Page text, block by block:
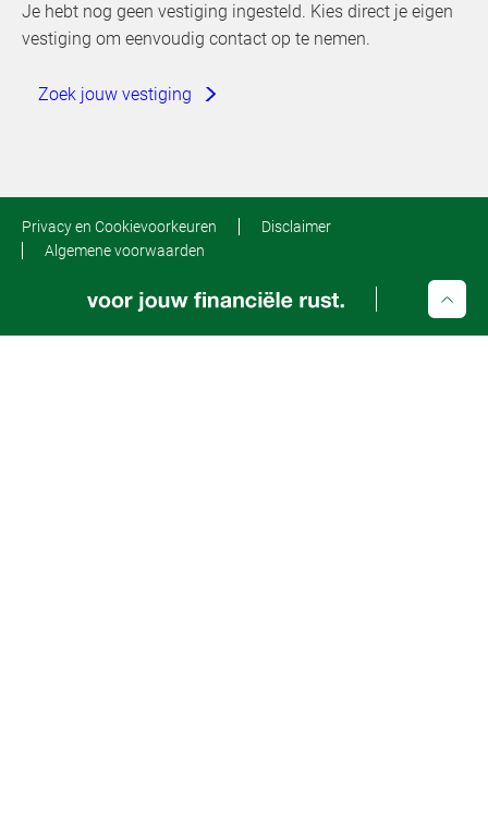
Je hebt nog geen vestiging ingesteld. Kies direct je eigen
vestiging om eenvoudig contact op te nemen.
Zoek jouw vestiging
Privacy en Cookievoorkeuren
Disclaimer
Algemene voorwaarden